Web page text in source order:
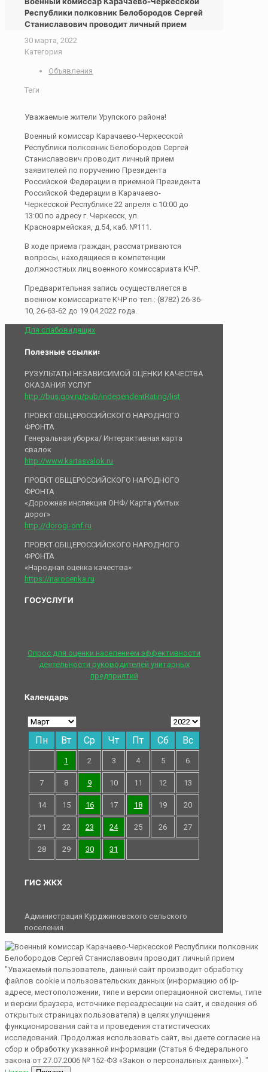
Республики полковник Белобородов Сергей
Станиславович проводит личный прием
30 марта, 2022
Категория
Объявления
Теги
Уважаемые жители Урупского района!
Военный комиссар Карачаево-Черкесской
Республики полковник Белобородов Сергей
Станиславович проводит личный прием
заявителей по поручению Президента
Российской Федерации в приемной Президента
Российской Федерации в Карачаево-
Черкесской Республике 22 апреля с 10:00 до
13:00 по адресу г. Черкесск, ул.
Красноармейская, д.54, каб. №111.
B ходе приема граждан, рассматриваются
вопросы, находящиеся в компетенции
должностных лиц военного комиссариата КЧР.
Предварительная запись осуществляется в
военном комиссариате КЧР по тел.: (8782) 26-36-
10, 26-63-62 до 19.04.2022 года.
Для слабовидящих
Полезные ссылки:
РУЗУЛЬТАТЫ НЕЗАВИСИМОЙ ОЦЕНКИ КАЧЕСТВА
ОКАЗАНИЯ УСЛУГ
http://bus.gov.ru/pub/independentRating/list
ПРОЕКТ ОБЩЕРОССИЙСКОГО НАРОДНОГО
ФРОНТА
Генеральная уборка/ Интерактивная карта
свалок
http://www.kartasvalok.ru
ПРОЕКТ ОБЩЕРОССИЙСКОГО НАРОДНОГО
ФРОНТА
«Дорожная инспекция ОНФ/ Карта убитых
дорог»
http://dorogi-onf.ru
ПРОЕКТ ОБЩЕРОССИЙСКОГО НАРОДНОГО
ФРОНТА
«Народная оценка качества»
https://narocenka.ru
ГОСУСЛУГИ
Опрос для оценки населением эффективности
деятельности руководителей унитарных
предприятий
Календарь
Пн Вт Ср Чт Пт Сб Вс
1 2 3 4 5 6
7 8 9 10 11 12 13
14 15 16 17 18 19 20
21 22 23 24 25 26 27
28 29 30 31
ГИС ЖКХ
Администрация Курджиновского сельского
поселения
"Уважаемый пользователь, данный сайт производит обработку
файлов cookie и пользовательских данных (информацию об ip-
адресе, местоположении, типе и версии операционной системы, типе
и версии браузера, источнике переадресации на сайт, и сведения об
открытых страницах пользователя) в целях улучшения
функционирования сайта и проведения статистических
исследований. Продолжая использовать сайт, вы даете согласие на
сбор и обработку указанной информации (Статья 6 Федерального
закона от 27.07.2006 № 152-ФЗ «Закон о персональных данных»). "